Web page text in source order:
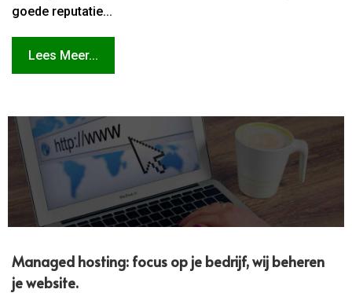
goede reputatie...
Lees Meer...
Managed hosting: focus op je bedrijf, wij beheren
je website.​